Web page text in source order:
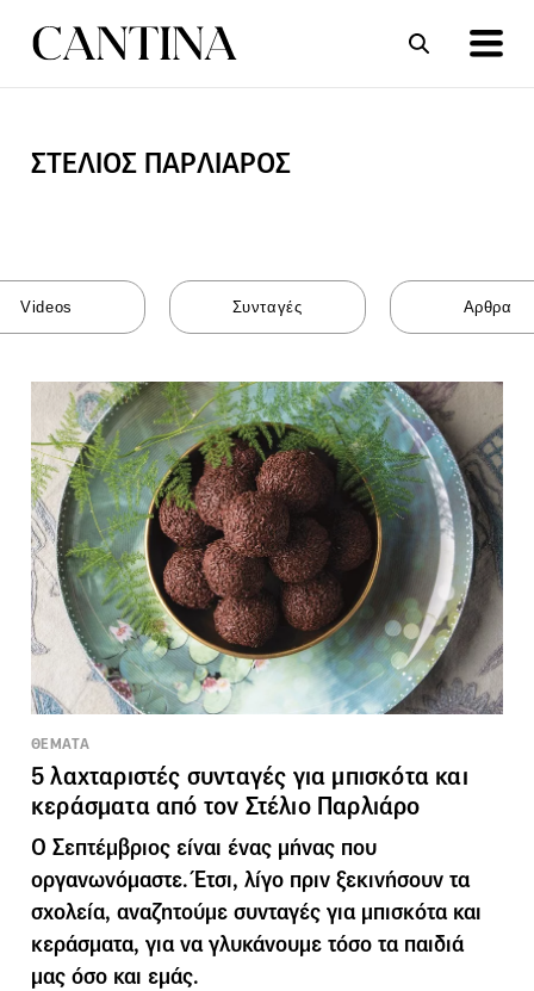
ΣΥΝΤΑΓΕΣ
ΣΤΕΛΙΟΣ ΠΑΡΛΙΑΡΟΣ
ΘΕΜΑΤΑ
5 λαχταριστές συνταγές για μπισκότα και
κεράσματα από τον Στέλιο Παρλιάρο
Ο Σεπτέμβριος είναι ένας μήνας που
οργανωνόμαστε. Έτσι, λίγο πριν ξεκινήσουν τα
σχολεία, αναζητούμε συνταγές για μπισκότα και
κεράσματα, για να γλυκάνουμε τόσο τα παιδιά
μας όσο και εμάς.